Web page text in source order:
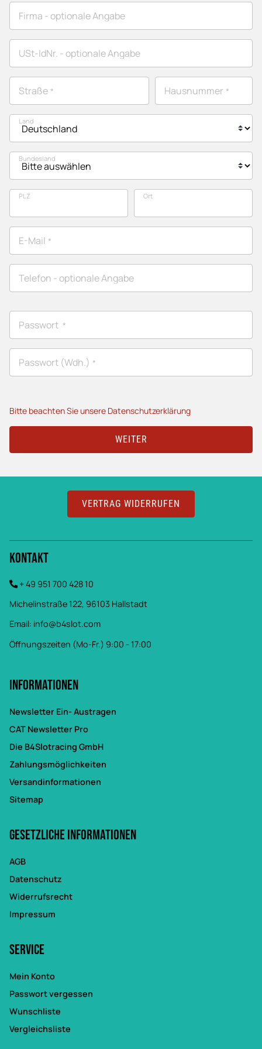
Firma - optionale Angabe
USt-IdNr. - optionale Angabe
Straße * Hausnummer *
Land
Bundesland
PLZ Ort
Rechnungsadresse
E-Mail *
Telefon - optionale Angabe
Passwort *
Passwort (Wdh.) *
Bitte beachten Sie unsere Datenschutzerklärung
WEITER
VERTRAG WIDERRUFEN
Kontakt
+ 49 951 700 428 10
Michelinstraße 122, 96103 Hallstadt
Email: info@b4slot.com
Öffnungszeiten (Mo-Fr.) 9:00 - 17:00
Informationen
Newsletter Ein- Austragen
CAT Newsletter Pro
Die B4Slotracing GmbH
Zahlungsmöglichkeiten
Versandinformationen
Sitemap
Gesetzliche Informationen
AGB
Datenschutz
Widerrufsrecht
Impressum
Service
Mein Konto
Passwort vergessen
Wunschliste
Vergleichsliste